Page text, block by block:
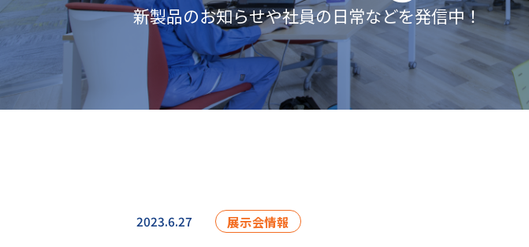
新製品のお知らせや社員の日常などを発信中！
2023.6.27 展示会情報